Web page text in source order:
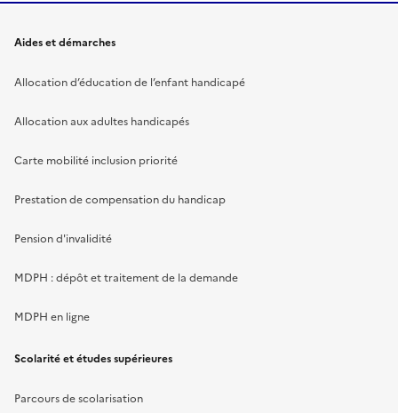
Aides et démarches
Allocation d’éducation de l’enfant handicapé
Allocation aux adultes handicapés
Carte mobilité inclusion priorité
Prestation de compensation du handicap
Pension d'invalidité
MDPH : dépôt et traitement de la demande
MDPH en ligne
Scolarité et études supérieures
Parcours de scolarisation